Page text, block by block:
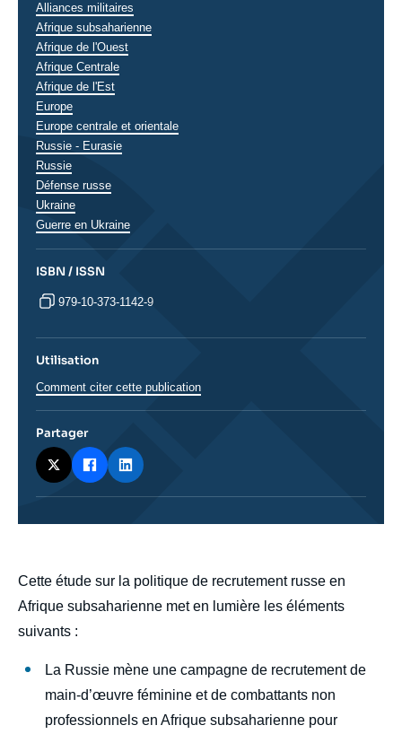
body
Cette étude sur la politique de recrutement russe en
Afrique subsaharienne met en lumière les éléments
suivants :
La Russie mène une campagne de recrutement de
main-d’œuvre féminine et de combattants non
professionnels en Afrique subsaharienne pour
Alliances militaires
Régions
Afrique subsaharienne
Afrique de l'Ouest
Afrique Centrale
Afrique de l'Est
Europe
Europe centrale et orientale
Russie - Eurasie
Russie
Défense russe
Ukraine
Guerre en Ukraine
ISBN / ISSN
979-10-373-1142-9
Utilisation
Comment citer cette publication
Partager